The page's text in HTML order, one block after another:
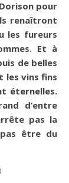
pour
renaîtront
les fureurs
Et à
de belles
les vins fins
éternelles.
d’entre
pas la
être du